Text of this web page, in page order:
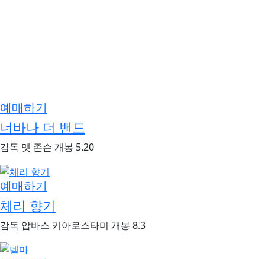
예매하기
너바나 더 밴드
감독 맷 존슨 개봉 5.20
예매하기
체리 향기
감독 압바스 키아로스타미 개봉 8.3